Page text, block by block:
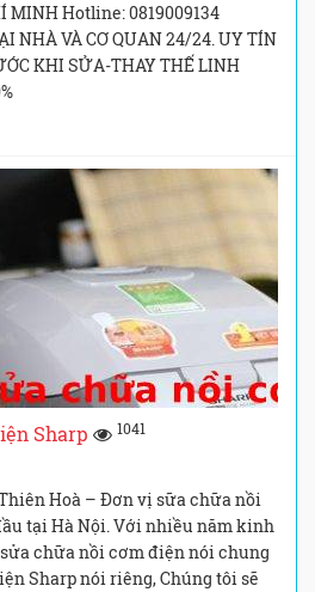
MINH Hotline: 0819009134
NHÀ VÀ CƠ QUAN 24/24. UY TÍN
KHI SỬA-THAY THẾ LINH
Sharp 1041
Hoà – Đơn vị sữa chữa nồi
tại Hà Nội. Với nhiều năm kinh
chữa nồi cơm điện nói chung
Sharp nói riêng, Chúng tôi sẽ